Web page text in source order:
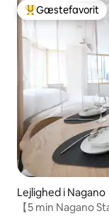
Bedste
Gæstefavorit
Lejlighed i Nagano
【5 min Nagano